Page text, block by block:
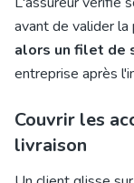
avant de valider la
alors un filet de
entreprise après
Couvrir les
livraison